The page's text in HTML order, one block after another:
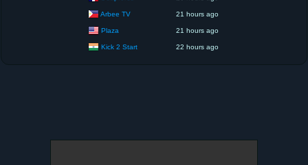
Arbee TV 21 hours ago
Plaza 21 hours ago
Kick 2 Start 22 hours ago